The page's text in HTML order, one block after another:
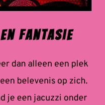
Fantasie
dan alleen een plek
belevenis op zich.
je een jacuzzi onder